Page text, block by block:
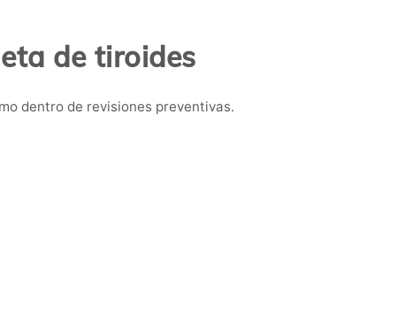
de tiroides
dentro de revisiones preventivas.